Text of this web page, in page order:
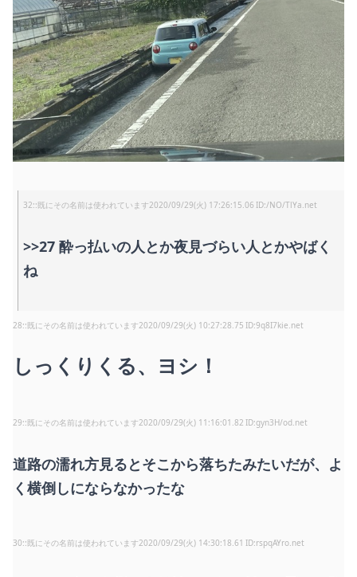
32: 既にその名前は使われています2020/09/29(火) 17:26:15.06 /NO/TlYa.net
>>27 酔っ払いの人とか夜見づらい人とかやばく
ね
28: 既にその名前は使われています2020/09/29(火) 10:27:28.75 9q8I7kie.net
しっくりくる、ヨシ！
29: 既にその名前は使われています2020/09/29(火) 11:16:01.82 gyn3H/od.net
道路の濡れ方見るとそこから落ちたみたいだが、よ
く横倒しにならなかったな
30: 既にその名前は使われています2020/09/29(火) 14:30:18.61 rspqAYro.net